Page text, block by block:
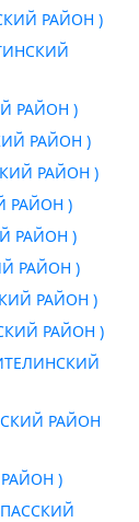
РАЙОН )
РАЙОН )
РАЙОН )
РАЙОН )
РАЙОН )
РАЙОН )
РАЙОН )
РАЙОН )
РАЙОН )
РАЙОН
)